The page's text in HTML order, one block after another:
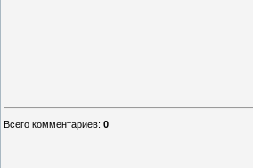
Всего комментариев: 0